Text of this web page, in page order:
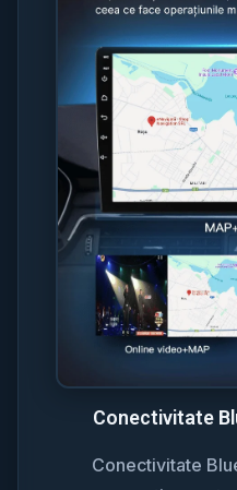
Conectivitate
Conectivitate